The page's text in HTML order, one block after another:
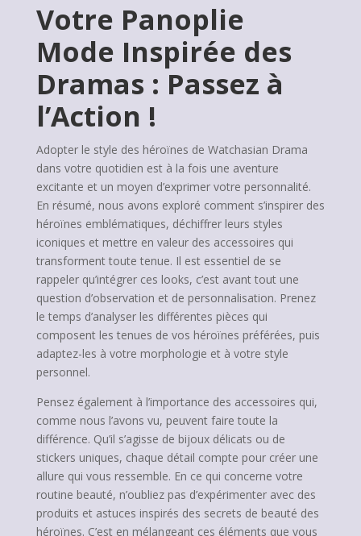
Votre Panoplie
Mode Inspirée des
Dramas : Passez à
l’Action !
Adopter le style des héroïnes de Watchasian Drama
dans votre quotidien est à la fois une aventure
excitante et un moyen d’exprimer votre personnalité.
En résumé, nous avons exploré comment s’inspirer des
héroïnes emblématiques, déchiffrer leurs styles
iconiques et mettre en valeur des accessoires qui
transforment toute tenue. Il est essentiel de se
rappeler qu’intégrer ces looks, c’est avant tout une
question d’observation et de personnalisation. Prenez
le temps d’analyser les différentes pièces qui
composent les tenues de vos héroïnes préférées, puis
adaptez-les à votre morphologie et à votre style
personnel.
Pensez également à l’importance des accessoires qui,
comme nous l’avons vu, peuvent faire toute la
différence. Qu’il s’agisse de bijoux délicats ou de
stickers uniques, chaque détail compte pour créer une
allure qui vous ressemble. En ce qui concerne votre
routine beauté, n’oubliez pas d’expérimenter avec des
produits et astuces inspirés des secrets de beauté des
héroïnes. C’est en mélangeant ces éléments que vous